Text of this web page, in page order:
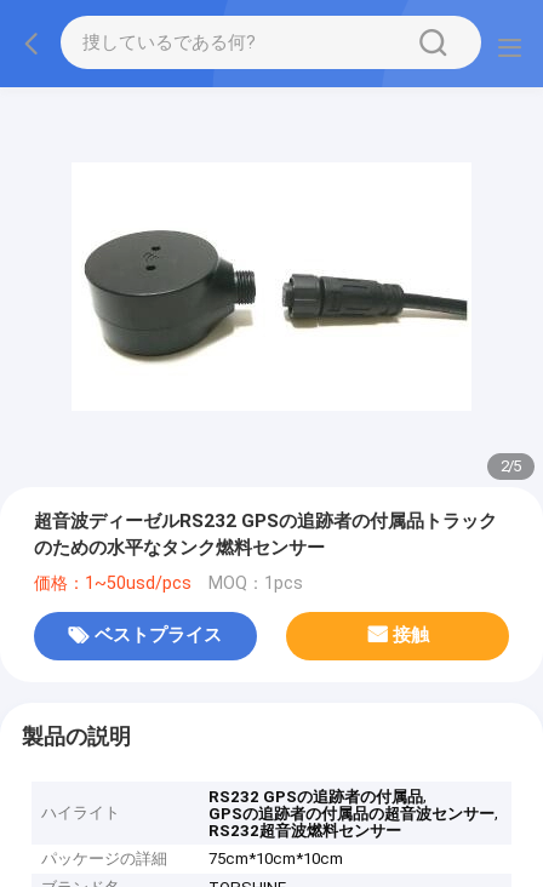
2/5
超音波ディーゼルRS232 GPSの追跡者の付属品トラック
のための水平なタンク燃料センサー
価格：1~50usd/pcs MOQ：1pcs
ベストプライス 接触
製品の説明
ハイライト
RS232 GPSの追跡者の付属品,
GPSの追跡者の付属品の超音波センサー,
RS232超音波燃料センサー
パッケージの詳細
75cm*10cm*10cm